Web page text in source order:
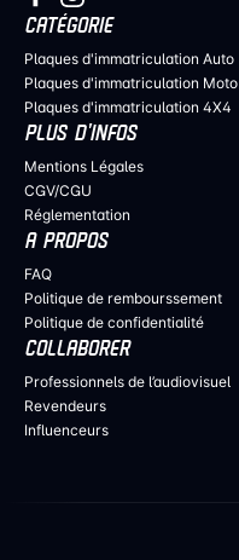
CATÉGORIE
Plaques d'immatriculation Auto
Plaques d'immatriculation Moto
Plaques d'immatriculation 4X4
PLUS D’INFOS
Mentions Légales
CGV/CGU
Réglementation
A PROPOS
FAQ
Politique de rembourssement
Politique de confidentialité
COLLABORER
Professionnels de l’audiovisuel
Revendeurs
Influenceurs